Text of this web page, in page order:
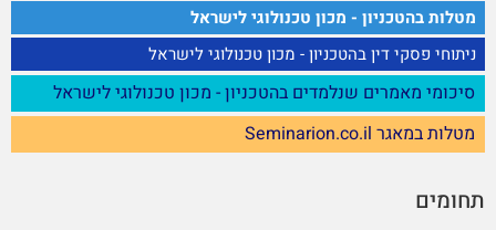
מטלות בהטכניון - מכון טכנולוגי לישראל
ניתוחי פסקי דין בהטכניון - מכון טכנולוגי לישראל
סיכומי מאמרים שנלמדים בהטכניון - מכון טכנולוגי לישראל
מטלות במאגר Seminarion.co.il
תחומים